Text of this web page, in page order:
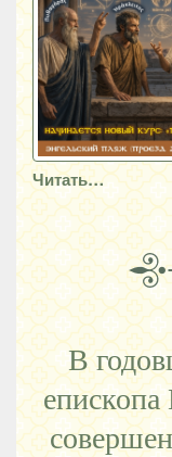
Читать…
В